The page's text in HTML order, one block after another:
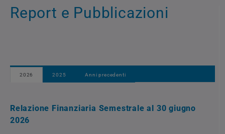
Report e Pubblicazioni
2026 2025 Anni precedenti
Relazione Finanziaria Semestrale al 30 giugno
2026